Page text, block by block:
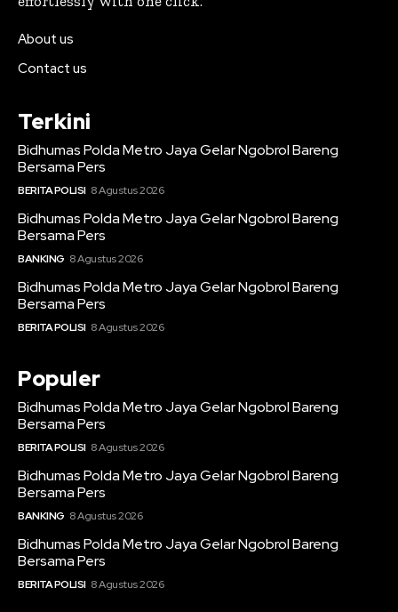
About us
Contact us
Terkini
Bidhumas Polda Metro Jaya Gelar Ngobrol Bareng
Bersama Pers
BERITA POLISI 8 Agustus 2026
Bidhumas Polda Metro Jaya Gelar Ngobrol Bareng
Bersama Pers
BANKING 8 Agustus 2026
Bidhumas Polda Metro Jaya Gelar Ngobrol Bareng
Bersama Pers
BERITA POLISI 8 Agustus 2026
Populer
Bidhumas Polda Metro Jaya Gelar Ngobrol Bareng
Bersama Pers
BERITA POLISI 8 Agustus 2026
Bidhumas Polda Metro Jaya Gelar Ngobrol Bareng
Bersama Pers
BANKING 8 Agustus 2026
Bidhumas Polda Metro Jaya Gelar Ngobrol Bareng
Bersama Pers
BERITA POLISI 8 Agustus 2026